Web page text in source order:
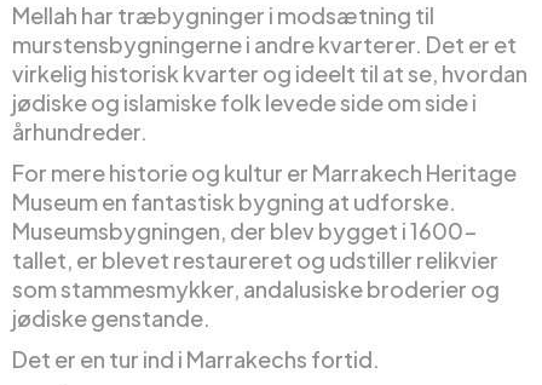
Mellah har træbygninger i modsætning til
murstensbygningerne i andre kvarterer. Det er et
virkelig historisk kvarter og ideelt til at se, hvordan
jødiske og islamiske folk levede side om side i
århundreder.
For mere historie og kultur er Marrakech Heritage
Museum en fantastisk bygning at udforske.
Museumsbygningen, der blev bygget i 1600-
tallet, er blevet restaureret og udstiller relikvier
som stammesmykker, andalusiske broderier og
jødiske genstande.
Det er en tur ind i Marrakechs fortid.